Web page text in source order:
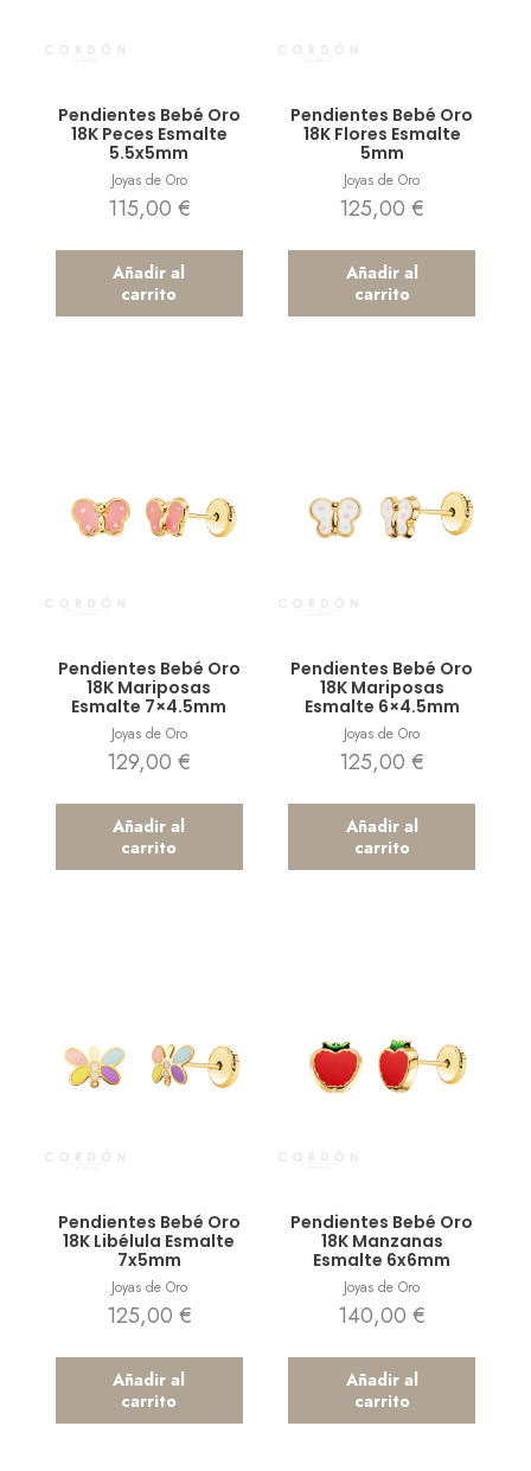
Pendientes Bebé Oro
18K Peces Esmalte
5.5x5mm
Joyas de Oro
115,00 €
Añadir al
carrito
Pendientes Bebé Oro
18K Flores Esmalte
5mm
Joyas de Oro
125,00€
Añadir al
carrito
Pendientes Bebé Oro
18K Mariposas
Esmalte 7×4.5mm
Joyas de Oro
129,00€
Añadir al
carrito
Pendientes Bebé Oro
18K Mariposas
Esmalte 6×4.5mm
Joyas de Oro
125,00€
Añadir al
carrito
Pendientes Bebé Oro
18K Libélula Esmalte
7x5mm
Joyas de Oro
125,00 €
Añadir al
carrito
Pendientes Bebé Oro
18K Manzanas
Esmalte 6x6mm
Joyas de Oro
140,00€
Añadir al
carrito